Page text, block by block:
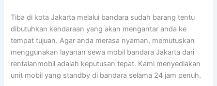
Tiba di kota Jakarta melalui bandara sudah barang tentu
dibutuhkan kendaraan yang akan mengantar anda ke
tempat tujuan. Agar anda merasa nyaman, memutuskan
menggunakan layanan sewa mobil bandara Jakarta dari
rentalanmobil adalah keputusan tepat. Kami menyediakan
unit mobil yang standby di bandara selama 24 jam penuh.